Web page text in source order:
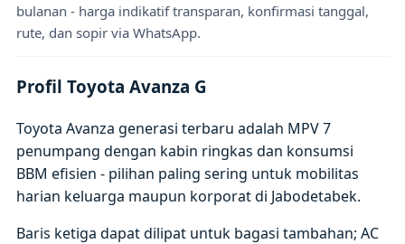
bulanan - harga indikatif transparan, konfirmasi tanggal,
rute, dan sopir via WhatsApp.
Profil Toyota Avanza G
Toyota Avanza generasi terbaru adalah MPV 7
penumpang dengan kabin ringkas dan konsumsi
BBM efisien - pilihan paling sering untuk mobilitas
harian keluarga maupun korporat di Jabodetabek.
Baris ketiga dapat dilipat untuk bagasi tambahan; AC